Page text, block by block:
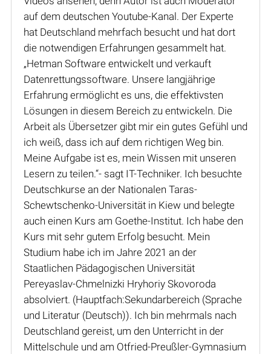
auf dem deutschen Youtube-Kanal. Der Experte
hat Deutschland mehrfach besucht und hat dort
die notwendigen Erfahrungen gesammelt hat.
„Hetman Software entwickelt und verkauft
Datenrettungssoftware. Unsere langjährige
Erfahrung ermöglicht es uns, die effektivsten
Lösungen in diesem Bereich zu entwickeln. Die
Arbeit als Übersetzer gibt mir ein gutes Gefühl und
ich weiß, dass ich auf dem richtigen Weg bin.
Meine Aufgabe ist es, mein Wissen mit unseren
Lesern zu teilen.“- sagt IT-Techniker. Ich besuchte
Deutschkurse an der Nationalen Taras-
Schewtschenko-Universität in Kiew und belegte
auch einen Kurs am Goethe-Institut. Ich habe den
Kurs mit sehr gutem Erfolg besucht. Mein
Studium habe ich im Jahre 2021 an der
Staatlichen Pädagogischen Universität
Pereyaslav-Chmelnizki Hryhoriy Skovoroda
absolviert. (Hauptfach:Sekundarbereich (Sprache
und Literatur (Deutsch)). Ich bin mehrmals nach
Deutschland gereist, um den Unterricht in der
Mittelschule und am Otfried-Preußler-Gymnasium